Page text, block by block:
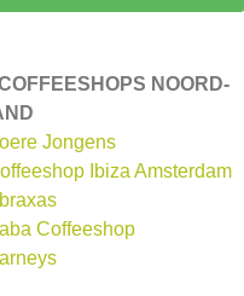
NOORD-
Jongens
Ibiza Amsterdam
Coffeeshop